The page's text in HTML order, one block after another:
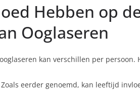
Hebben op
Ooglaseren
kan verschillen per persoon.
eerder genoemd, kan leeftijd